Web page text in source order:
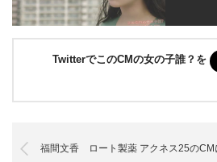
TwitterでこのCMの女の子誰？を
福間文香 ロート製薬 アクネス25のCM